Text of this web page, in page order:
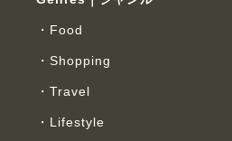
Food
Shopping
Travel
Lifestyle